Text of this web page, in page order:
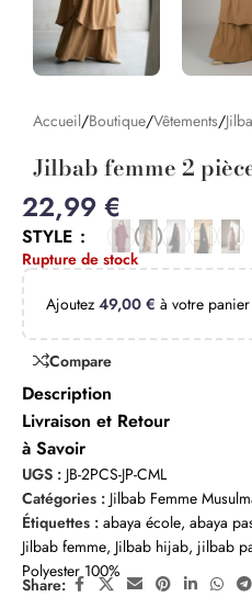
Accueil/Boutique/Vêtements/
Jilbab femme 2
22,99 €
STYLE
Rupture de stock
Ajoutez 49,00 € à votre
Compare
Description
Livraison et Retour
à Savoir
UGS : JB-2PCS-JP-CML
Catégories : Jilbab Femme
Étiquettes : abaya école, abaya
Jilbab femme, Jilbab hijab, jilbab
Polyester 100%
Share: